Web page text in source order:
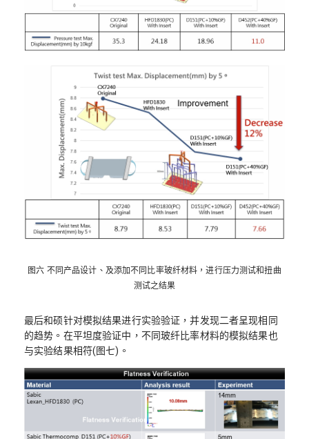
图六 不同产品设计、及添加不同比率玻纤材料，进行压力测试和扭曲
测试之结果
最后和硕针对模拟结果进行实验验证，并发现二者呈现相同
的趋势。在平坦度验证中，不同玻纤比率材料的模拟结果也
与实验结果相符(图七)。